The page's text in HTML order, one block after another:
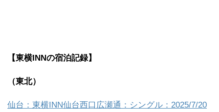
【東横INNの宿泊記録】
（東北）
仙台：東横INN仙台西口広瀬通：シングル：2025/7/20